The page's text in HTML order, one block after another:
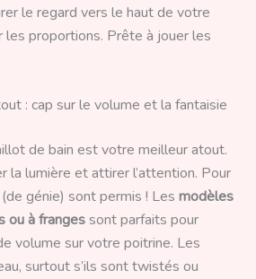
le regard vers le haut de votre
les proportions. Prête à jouer les
: cap sur le volume et la fantaisie
de bain est votre meilleur atout.
la lumière et attirer l’attention. Pour
génie) sont permis ! Les modèles
ou à frangessont parfaits pour
volume sur votre poitrine. Les
surtout s’ils sont twistés ou